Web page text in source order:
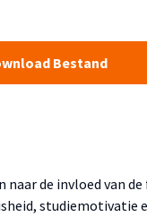
Bestand
naar de invloed van
studiemotivatie